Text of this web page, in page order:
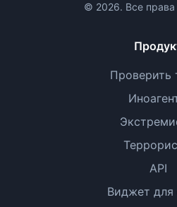
© 2026. Все
Проверить
API
Виджет для